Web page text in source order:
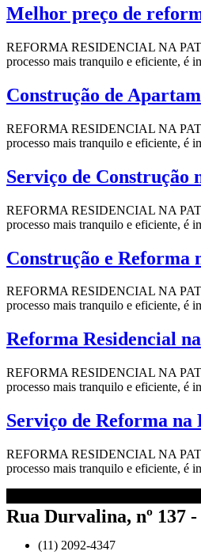
Melhor preço de
REFORMA RESIDENCIAL NA
processo mais tranquilo e eficiente, é
Construção de
REFORMA RESIDENCIAL NA
processo mais tranquilo e eficiente, é
Serviço de Construção
REFORMA RESIDENCIAL NA
processo mais tranquilo e eficiente, é
Construção e Reforma
REFORMA RESIDENCIAL NA
processo mais tranquilo e eficiente, é
Reforma Residencial
REFORMA RESIDENCIAL NA
processo mais tranquilo e eficiente, é
Serviço de Reforma na
REFORMA RESIDENCIAL NA
processo mais tranquilo e eficiente, é
Rua Durvalina, nº 137
(11) 2092-4347